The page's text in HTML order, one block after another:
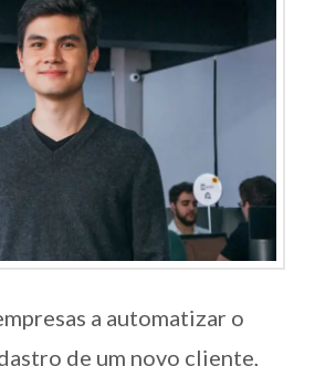
a automatizar o
de um novo cliente,